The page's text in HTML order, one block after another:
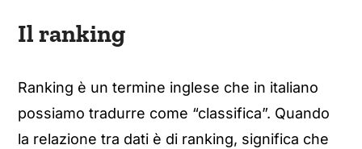
Il ranking
Ranking è un termine inglese che in italiano
possiamo tradurre come “classifica”. Quando
la relazione tra dati è di ranking, significa che